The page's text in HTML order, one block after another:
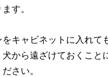
す。
をキャビネットに入れて
から遠ざけておくこと
さい。